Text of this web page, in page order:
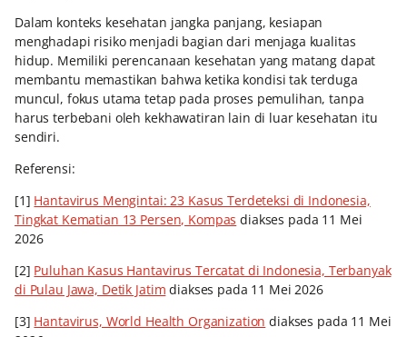
Dalam konteks kesehatan jangka panjang, kesiapan
menghadapi risiko menjadi bagian dari menjaga kualitas
hidup. Memiliki perencanaan kesehatan yang matang dapat
membantu memastikan bahwa ketika kondisi tak terduga
muncul, fokus utama tetap pada proses pemulihan, tanpa
harus terbebani oleh kekhawatiran lain di luar kesehatan itu
sendiri.
Referensi:
[1] Hantavirus Mengintai: 23 Kasus Terdeteksi di Indonesia,
Tingkat Kematian 13 Persen, Kompas diakses pada 11 Mei
2026
[2] Puluhan Kasus Hantavirus Tercatat di Indonesia, Terbanyak
di Pulau Jawa, Detik Jatim diakses pada 11 Mei 2026
[3] Hantavirus, World Health Organization diakses pada 11 Mei